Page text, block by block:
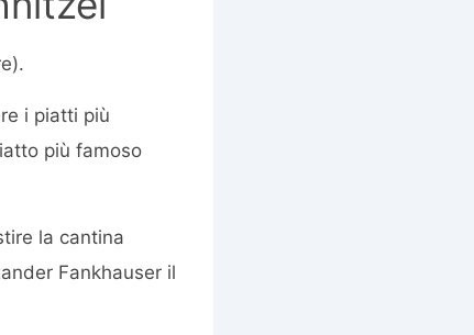
i piatti più
più famoso
la cantina
Fankhauser il